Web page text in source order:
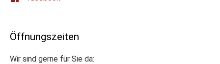
Öffnungszeiten
Wir sind gerne für Sie da: